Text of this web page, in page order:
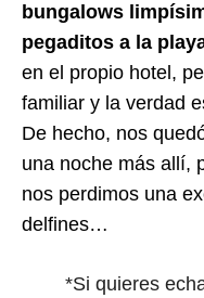
bungalows
pegaditos a la
en el propio hotel,
familiar y la verdad
De hecho, nos
una noche más allí,
nos perdimos una
delfines…
*Si quieres